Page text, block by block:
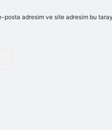
posta adresim ve site adresim bu